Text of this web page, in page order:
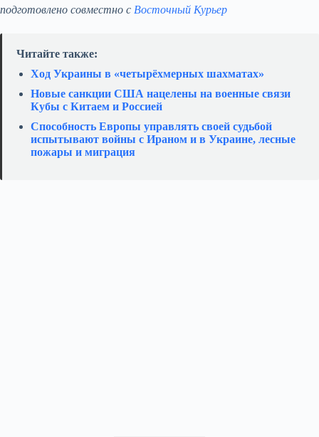
подготовлено совместно с Восточный Курьер
Читайте также:
Ход Украины в «четырёхмерных шахматах»
Новые санкции США нацелены на военные связи
Кубы с Китаем и Россией
Способность Европы управлять своей судьбой
испытывают войны с Ираном и в Украине, лесные
пожары и миграция